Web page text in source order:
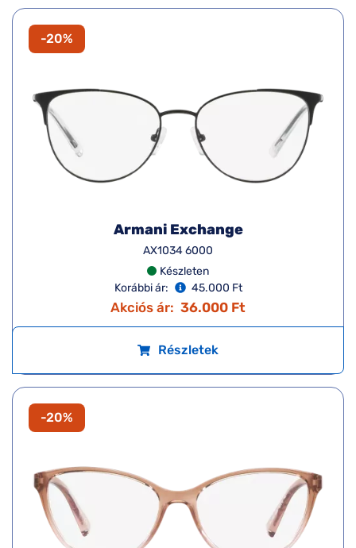
-20%
Armani Exchange
AX1034 6000
Készleten
Korábbi ár:
45.000 Ft
Akciós ár: 36.000 Ft
Részletek
-20%